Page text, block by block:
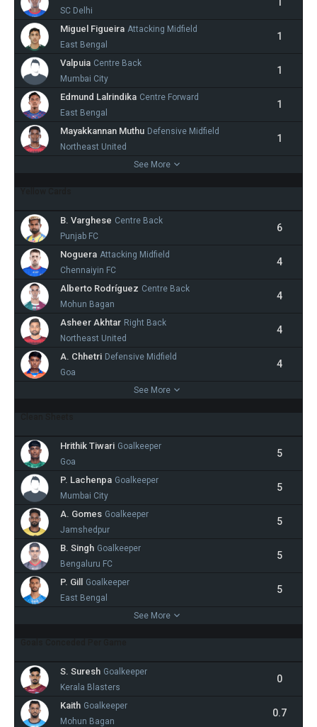
SC Delhi
Miguel Figueira Attacking Midfield
East Bengal
1
Valpuia Centre Back
Mumbai City
1
Edmund Lalrindika Centre Forward
East Bengal
1
Mayakkannan Muthu Defensive Midfield
Northeast United
1
See More
B. Varghese Centre Back
Punjab FC
6
Noguera Attacking Midfield
Chennaiyin FC
4
Alberto Rodríguez Centre Back
Mohun Bagan
4
Asheer Akhtar Right Back
Northeast United
4
A. Chhetri Defensive Midfield
Goa
4
See More
Hrithik Tiwari Goalkeeper
Goa
5
P. Lachenpa Goalkeeper
Mumbai City
5
A. Gomes Goalkeeper
Jamshedpur
5
B. Singh Goalkeeper
Bengaluru FC
5
P. Gill
Goalkeeper
East Bengal
5
See More
S. Suresh Goalkeeper
Kerala Blasters
0
Kaith Goalkeeper
Mohun Bagan
0.7